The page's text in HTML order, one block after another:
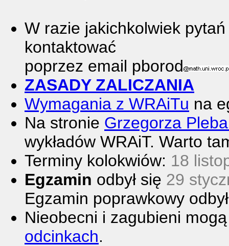
W razie jakichkolwiek
kontaktować
poprzez email pborod
ZASADY ZALICZANIA
Wymagania z WRAiTu na
Na stronie Grzegorza
wykładów WRAiT. Warto
Terminy kolokwiów: 18
Egzamin odbył się 29
Egzamin poprawkowy
Nieobecni i zagubieni
odcinkach.